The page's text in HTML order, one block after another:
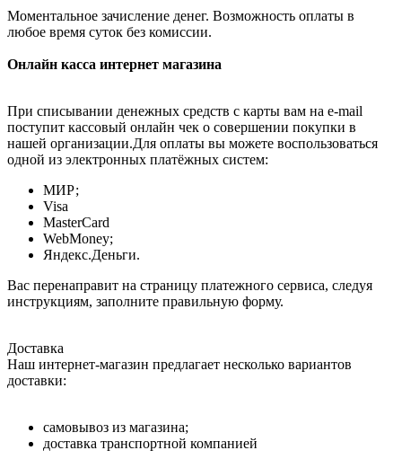
Моментальное зачисление денег. Возможность оплаты в
любое время суток без комиссии.
Онлайн касса интернет магазина
При списывании денежных средств с карты вам на e-mail
поступит кассовый онлайн чек о совершении покупки в
нашей организации.Для оплаты вы можете воспользоваться
одной из электронных платёжных систем:
МИР;
Visa
MasterCard
WebMoney;
Яндекс.Деньги.
Вас перенаправит на страницу платежного сервиса, следуя
инструкциям, заполните правильную форму.
Доставка
Наш интернет-магазин предлагает несколько вариантов
доставки:
самовывоз из магазина;
доставка транспортной компанией